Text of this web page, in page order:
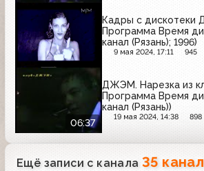
Кадры с дискотеки
Программа Время
канал (Рязань); 1996)
9 мая 2024, 17:11 945
06:37
ДЖЭМ. Нарезка из
Программа Время
канал (Рязань))
19 мая 2024, 14:38 898
Ещё записи с канала 35 канал